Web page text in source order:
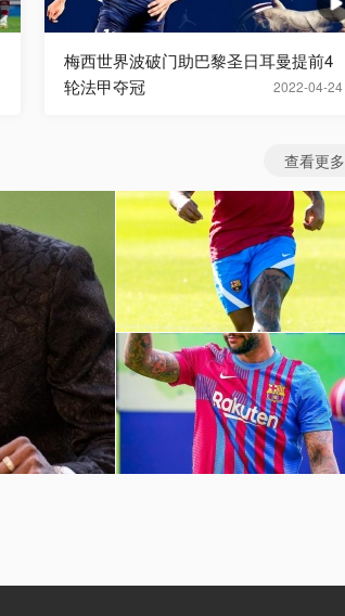
2022-04-24
梅西世界波破门助巴黎圣日耳曼提前4
轮法甲夺冠
查看更多
巴萨球员赛季前训练图片